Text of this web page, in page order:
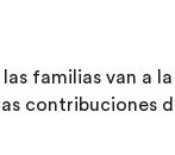
las familias van a la
las contribuciones